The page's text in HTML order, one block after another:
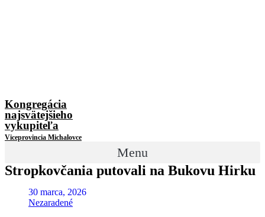
Kongregácia
najsvätejšieho
vykupiteľa
Viceprovincia Michalovce
Menu
Stropkovčania putovali na Bukovu Hirku
30 marca, 2026
Nezaradené